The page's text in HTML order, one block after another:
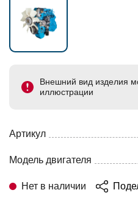
Внешний вид изделия
иллюстрации
Артикул
Модель двигателя
Нет в наличии